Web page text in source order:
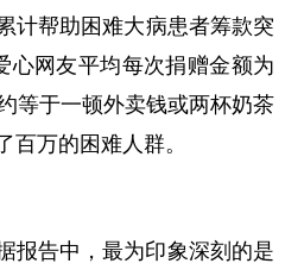
计帮助困难大病患者筹款突
心网友平均每次捐赠金额为
等于一顿外卖钱或两杯奶茶
百万的困难人群。
报告中，最为印象深刻的是